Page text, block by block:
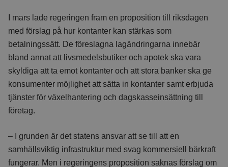
I mars lade regeringen fram en proposition till riksdagen
med förslag på hur kontanter kan stärkas som
betalningssätt. De föreslagna lagändringarna innebär
bland annat att livsmedelsbutiker och apotek ska vara
skyldiga att ta emot kontanter och att stora banker ska ge
konsumenter möjlighet att sätta in kontanter samt erbjuda
tjänster för växelhantering och dagskasseinsättning till
företag.
– I grunden är det statens ansvar att se till att en
samhällsviktig infrastruktur med svag kommersiell bärkraft
fungerar. Men i regeringens proposition saknas förslag om